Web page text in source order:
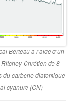
Berteau à l’aide d’un
Chrétien de 8
du carbone diatomique
cyanure (CN)